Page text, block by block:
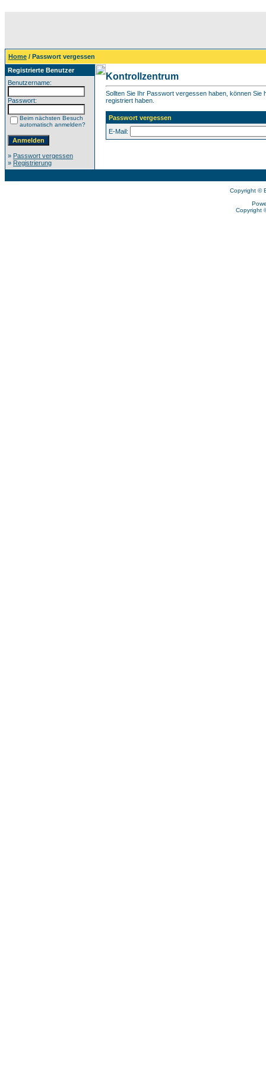
Home / Passwort vergessen
Registrierte Benutzer
Benutzername:
Passwort:
Beim nächsten Besuch
automatisch anmelden?
» Passwort vergessen
» Registrierung
Kontrollzentrum
Sollten Sie Ihr Passwort vergessen haben, können
registriert haben.
Passwort vergessen
E-Mail:
Copyright ©
Copyright